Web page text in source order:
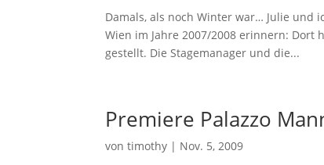
Damals, als noch Winter war… Julie und
Wien im Jahre 2007/2008 erinnern: Dort
gestellt. Die Stagemanager und die...
Premiere Palazzo
vontimothy | Nov. 5, 2009